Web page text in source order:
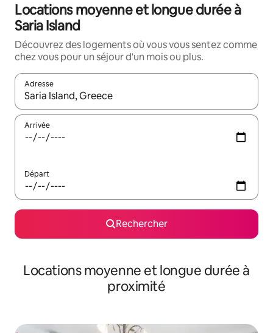
Locations moyenne et longue durée à
Saria Island
Découvrez des logements où vous vous sentez comme
chez vous pour un séjour d'un mois ou plus.
Adresse
Lorsque les résultats s'affichent, utilisez les flèches vers le
Arrivée
Départ
Rechercher
Locations moyenne et longue durée à
proximité